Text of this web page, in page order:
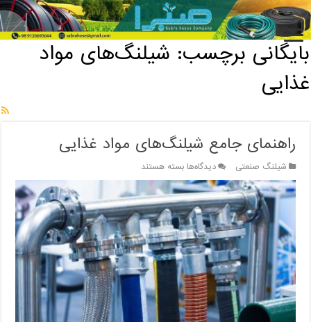
خانه / بایگانی برچسب: شیلنگ‌های مواد غذایی
بایگانی برچسب: شیلنگ‌های مواد
غذایی
راهنمای جامع شیلنگ‌های مواد غذایی
شیلنگ صنعتی دیدگاه‌هابرای
راهنمای
جامع
شیلنگ‌های
مواد
غذایی
بسته هستند